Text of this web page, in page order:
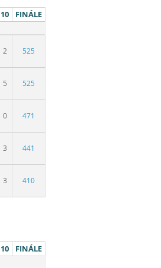
10 FINÁLE
2 525
5 525
0 471
3 441
3 410
10 FINÁLE